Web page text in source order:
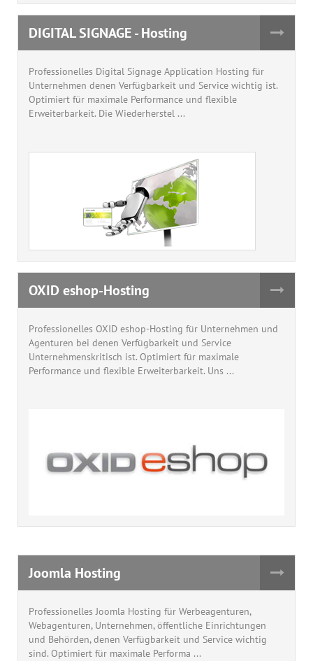
DIGITAL SIGNAGE - Hosting
Professionelles Digital Signage Application Hosting für
Unternehmen denen Verfügbarkeit und Service wichtig ist.
Optimiert für maximale Performance und flexible
Erweiterbarkeit. Die Wiederherstel ...
OXID eshop-Hosting
Professionelles OXID eshop-Hosting für Unternehmen und
Agenturen bei denen Verfügbarkeit und Service
Unternehmenskritisch ist. Optimiert für maximale
Performance und flexible Erweiterbarkeit. Uns ...
Joomla Hosting
Professionelles Joomla Hosting für Werbeagenturen,
Webagenturen, Unternehmen, öffentliche Einrichtungen
und Behörden, denen Verfügbarkeit und Service wichtig
sind. Optimiert für maximale Performa ...